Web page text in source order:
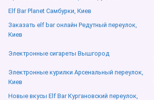
Elf Bar Planet Самбурки, Киев
Заказать elf bar онлайн Редутный переулок,
Киев
Электронные сигареты Вышгород
Электронные курилки Арсенальный переулок,
Киев
Новые вкусы Elf Bar Кургановский переулок,